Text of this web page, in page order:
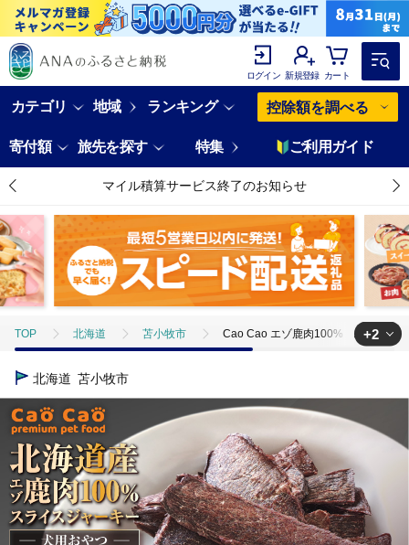
ログイン 新規登録 カート
カテゴリ 地域 ランキング 控除額を調べる
寄付額 旅先を探す 特集 ご利用ガイド
マイル積算サービス終了のお知らせ
TOP 北海道 苫小牧市 Cao Cao エゾ鹿肉100% スライス
TOP
ほかの雑貨・日用品
+2
北海道 苫小牧市